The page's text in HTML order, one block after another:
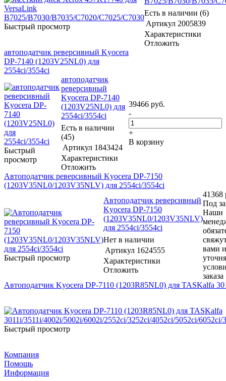
Быстрый просмотр
Есть в наличии (6)
Артикул 2005839
Характеристики
Отложить
автоподатчик реверсивный Kyocera
DP-7140 (1203V25NL0) для
2554ci/3554ci
Быстрый
просмотр
автоподатчик
реверсивный
Kyocera DP-7140
(1203V25NL0) для
2554ci/3554ci
Есть в наличии
(45)
Артикул 1843424
Характеристики
Отложить
39466 руб.
-
+
В корзину
Автоподатчик реверсивный Kyocera DP-7150
(1203V35NL0/1203V35NLV) для 2554ci/3554ci
Быстрый просмотр
Автоподатчик реверсивный
Kyocera DP-7150
(1203V35NL0/1203V35NLV)
для 2554ci/3554ci
Нет в наличии
Артикул 1624555
Характеристики
Отложить
41368
Под
Наши
вами и
заказа
Автоподатчик Kyocera DP-7110 (1203R85NL0) для TASKalfa
Быстрый просмотр
Компания
Помощь
Информация